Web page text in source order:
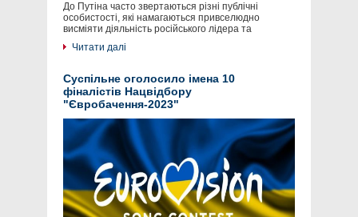
До Путіна часто звертаються різні публічні
особистості, які намагаються привселюдно
висміяти діяльність російського лідера та
Читати далі
Суспільне оголосило імена 10
фіналістів Нацвідбору
"Євробачення-2023"